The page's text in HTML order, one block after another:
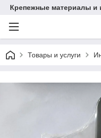
Крепежные материалы и
Товары и услуги